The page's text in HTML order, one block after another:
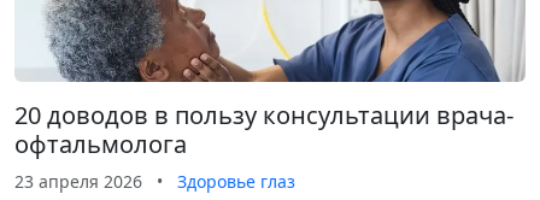
20 доводов в пользу консультации врача-
офтальмолога
23 апреля 2026 •
Здоровье глаз